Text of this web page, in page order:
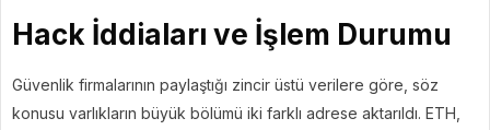
Hack İddiaları ve İşlem Durumu
Güvenlik firmalarının paylaştığı zincir üstü verilere göre, söz
konusu varlıkların büyük bölümü iki farklı adrese aktarıldı. ETH,